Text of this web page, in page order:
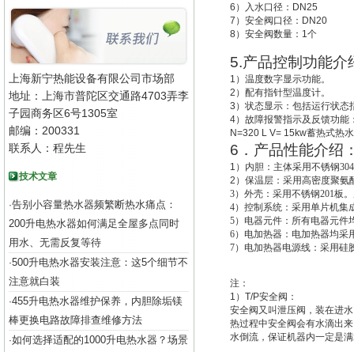
上海新宁热能设备有限公司市场部
地址：上海市普陀区交通路4703弄李
子园商务区6号1305室
邮编：200331
联系人：程先生
技术文章
·告别小容量热水器频繁断热水痛点：
200升电热水器如何满足全屋多点同时
用水、无需反复等待
·500升电热水器安装注意：这5个细节不
注意就白装
·455升电热水器维护保养，内胆除垢镁
棒更换电路故障排查维修方法
·如何选择适配的1000升电热水器？场景
6 ）入水口径： DN25
7 ）安全阀口径： DN20
8）安全阀数量： 1个
5.产品控制功能介
1 ）温度数字显示功能。
2 ）配有指针型温度计。
3 ）状态显示：包括运行状
4）故障报警指示及反馈功
N=320 L V= 15kw蓄热式热
6 ．产品性能介绍
1 ） 内胆：主体采用不锈钢
2 ） 保温层：采用高密度聚氨
3）外壳：采用不锈钢201板
4）控制系统：采用单片机集
5）电器元件：所有电器元件
6）电加热器：电加热器均采
7）电加热器电源线：采用硅
注：
1 ） T/P安全阀：
安全阀又叫泄压阀 ，装在进
热过程中安全阀会有水滴出
水倒流，保证机器内一定是